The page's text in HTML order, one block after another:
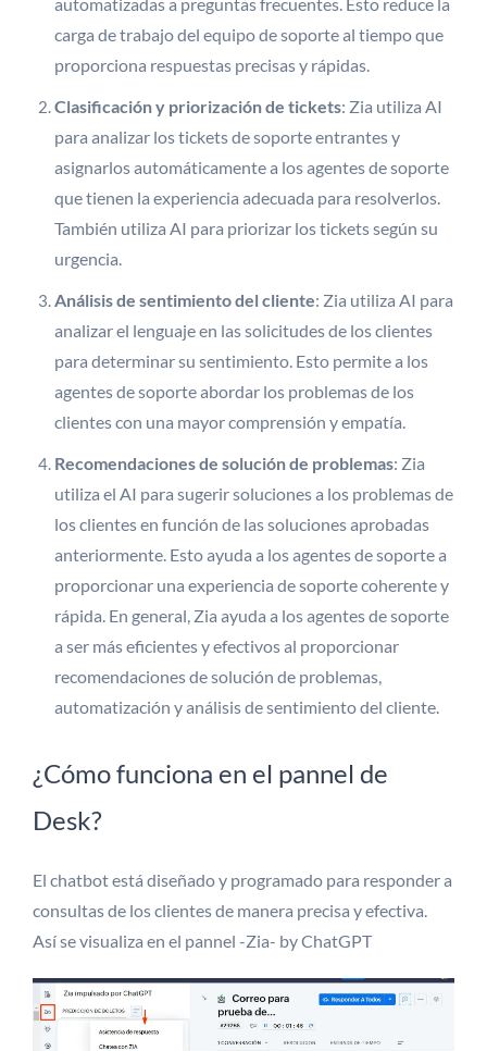
carga de trabajo del equipo de soporte al tiempo que
proporciona respuestas precisas y rápidas.
Clasificación y priorización de tickets: Zia utiliza AI
para analizar los tickets de soporte entrantes y
asignarlos automáticamente a los agentes de soporte
que tienen la experiencia adecuada para resolverlos.
También utiliza AI para priorizar los tickets según su
urgencia.
Análisis de sentimiento del cliente: Zia utiliza AI para
analizar el lenguaje en las solicitudes de los clientes
para determinar su sentimiento. Esto permite a los
agentes de soporte abordar los problemas de los
clientes con una mayor comprensión y empatía.
Recomendaciones de solución de problemas: Zia
utiliza el AI para sugerir soluciones a los problemas de
los clientes en función de las soluciones aprobadas
anteriormente. Esto ayuda a los agentes de soporte a
proporcionar una experiencia de soporte coherente y
rápida. En general, Zia ayuda a los agentes de soporte
a ser más eficientes y efectivos al proporcionar
recomendaciones de solución de problemas,
automatización y análisis de sentimiento del cliente.
¿Cómo funciona en el pannel de
Desk?
El chatbot está diseñado y programado para responder a
consultas de los clientes de manera precisa y efectiva.
Así se visualiza en el pannel -Zia- by ChatGPT